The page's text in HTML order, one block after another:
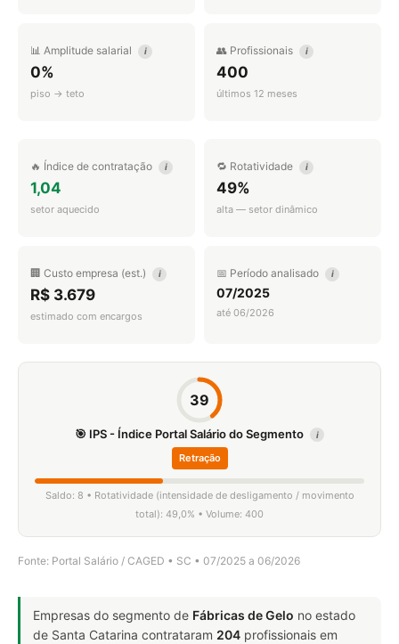
📊 Amplitude salarial i
0%
piso → teto
👥 Profissionais i
400
últimos 12 meses
🔥 Índice de contratação i
1,04
setor aquecido
🔁 Rotatividade i
49%
alta — setor dinâmico
🏢 Custo empresa (est.) i
R$ 3.679
estimado com encargos
📅 Período analisado i
07/2025
até 06/2026
39
🎯 IPS - Índice Portal Salário do Segmento i
Retração
Saldo: 8 • Rotatividade (intensidade de desligamento / movimento
total): 49,0% • Volume: 400
Fonte: Portal Salário / CAGED • SC • 07/2025 a 06/2026
Empresas do segmento de Fábricas de Gelo no estado
de Santa Catarina contrataram 204 profissionais em